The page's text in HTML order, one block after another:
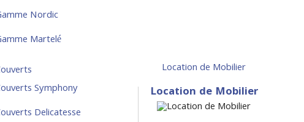
Nordic
Martelé
Symphony
Delicatesse
Location de Mobilier
Location de Mobilier